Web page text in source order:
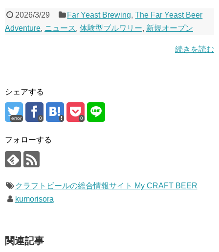
2026/3/29 Far Yeast Brewing,The Far Yeast Beer
Adventure, ニュース, 体験型ブルワリー, 新規オープン
続きを読む
シェアする
error 0 0
フォローする
クラフトビールの総合情報サイト My CRAFT BEER
kumorisora
関連記事